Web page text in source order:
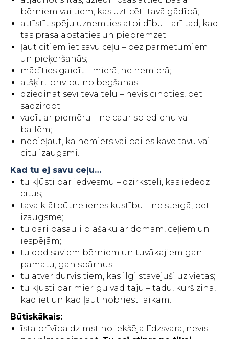
bērniem vai tiem, kas uzticēti tavā gādībā;
attīstīt spēju uzņemties atbildību – arī tad, kad
tas prasa apstāties un piebremzēt;
ļaut citiem iet savu ceļu – bez pārmetumiem
un pieķeršanās;
mācīties gaidīt – mierā, ne nemierā;
atšķirt brīvību no bēgšanas;
dziedināt sevī tēva tēlu – nevis cīnoties, bet
sadzirdot;
vadīt ar piemēru – ne caur spiedienu vai
bailēm;
nepieļaut, ka nemiers vai bailes kavē tavu vai
citu izaugsmi.
Kad tu ej savu ceļu…
tu kļūsti par iedvesmu – dzirksteli, kas iededz
citus;
tava klātbūtne ienes kustību – ne steigā, bet
izaugsmē;
tu dari pasauli plašāku ar domām, ceļiem un
iespējām;
tu dod saviem bērniem un tuvākajiem gan
pamatu, gan spārnus;
tu atver durvis tiem, kas ilgi stāvējuši uz vietas;
tu kļūsti par mierīgu vadītāju – tādu, kurš zina,
kad iet un kad ļaut nobriest laikam.
Būtiskākais:
īsta brīvība dzimst no iekšēja līdzsvara, nevis